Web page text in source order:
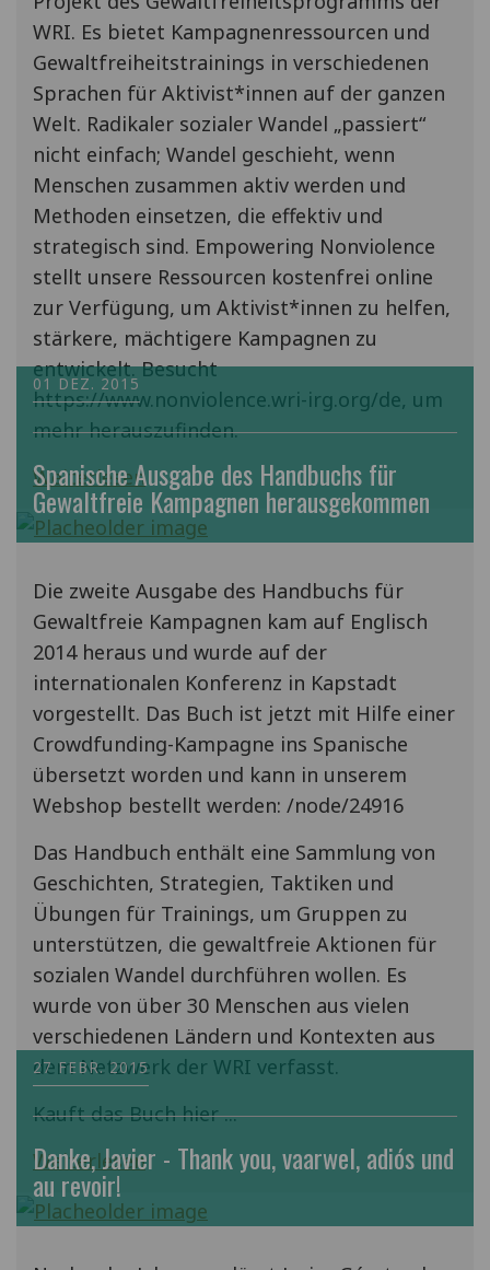
WRI. Es bietet Kampagnenressourcen und
Gewaltfreiheitstrainings in verschiedenen
Sprachen für Aktivist*innen auf der ganzen
Welt. Radikaler sozialer Wandel „passiert“
nicht einfach; Wandel geschieht, wenn
Menschen zusammen aktiv werden und
Methoden einsetzen, die effektiv und
strategisch sind. Empowering Nonviolence
stellt unsere Ressourcen kostenfrei online
zur Verfügung, um Aktivist*innen zu helfen,
stärkere, mächtigere Kampagnen zu
entwickelt. Besucht
https://www.nonviolence.wri-irg.org/de, um
mehr herauszufinden.
Weiterlesen
01 DEZ. 2015
Spanische Ausgabe des Handbuchs für
Gewaltfreie Kampagnen herausgekommen
Die zweite Ausgabe des Handbuchs für
Gewaltfreie Kampagnen kam auf Englisch
2014 heraus und wurde auf der
internationalen Konferenz in Kapstadt
vorgestellt. Das Buch ist jetzt mit Hilfe einer
Crowdfunding-Kampagne ins Spanische
übersetzt worden und kann in unserem
Webshop bestellt werden: /node/24916
Das Handbuch enthält eine Sammlung von
Geschichten, Strategien, Taktiken und
Übungen für Trainings, um Gruppen zu
unterstützen, die gewaltfreie Aktionen für
sozialen Wandel durchführen wollen. Es
wurde von über 30 Menschen aus vielen
verschiedenen Ländern und Kontexten aus
dem Netzwerk der WRI verfasst.
Kauft das Buch hier ...
Weiterlesen
27 FEBR. 2015
Danke, Javier - Thank you, vaarwel, adiós und
au revoir!